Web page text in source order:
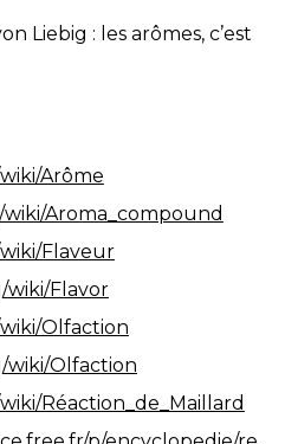
Liebig : les arômes, c’est
Arôme
Aroma_compound
Flaveur
wiki/Flavor
Olfaction
wiki/Olfaction
Réaction_de_Maillard